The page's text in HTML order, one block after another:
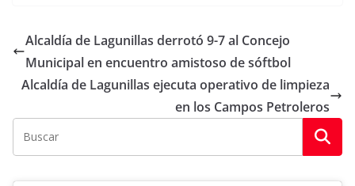
Alcaldía de Lagunillas derrotó 9-7 al Concejo
Municipal en encuentro amistoso de sóftbol
Alcaldía de Lagunillas ejecuta operativo de limpieza
en los Campos Petroleros